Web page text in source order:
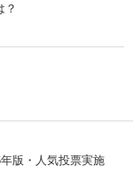
？
版・人気投票実施